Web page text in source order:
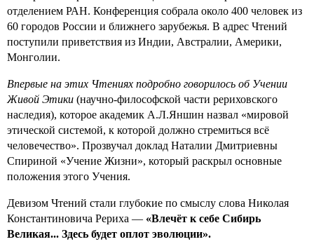
отделением РАН. Конференция собрала около 400 человек из
60 городов России и ближнего зарубежья. В адрес Чтений
поступили приветствия из Индии, Австралии, Америки,
Монголии.
Впервые на этих Чтениях подробно говорилось об Учении
Живой Этики (научно-философской части рериховского
наследия), которое академик А.Л.Яншин назвал «мировой
этической системой, к которой должно стремиться всё
человечество». Прозвучал доклад Наталии Дмитриевны
Спириной «Учение Жизни», который раскрыл основные
положения этого Учения.
Девизом Чтений стали глубокие по смыслу слова Николая
Константиновича Рериха — «Влечёт к себе Сибирь
Великая... Здесь будет оплот эволюции».